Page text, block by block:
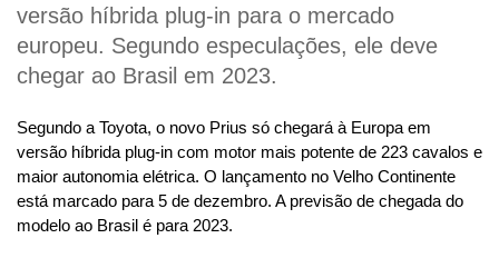
versão híbrida plug-in para o mercado
europeu. Segundo especulações, ele deve
chegar ao Brasil em 2023.
Segundo a Toyota, o novo Prius só chegará à Europa em
versão híbrida plug-in com motor mais potente de 223 cavalos e
maior autonomia elétrica. O lançamento no Velho Continente
está marcado para 5 de dezembro. A previsão de chegada do
modelo ao Brasil é para 2023.